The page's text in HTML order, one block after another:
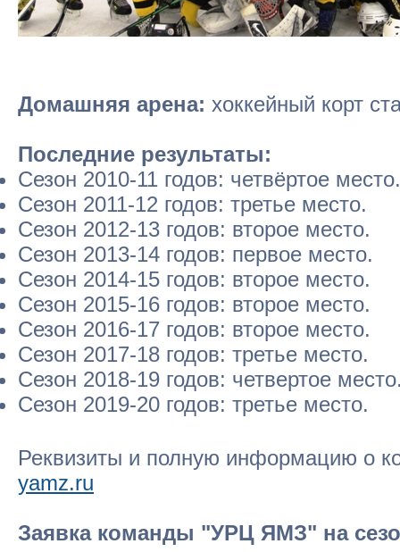
Домашняя арена: хоккейный корт
Последние результаты:
Сезон 2010-11 годов: четвёртое место.
Сезон 2011-12 годов: третье место.
Сезон 2012-13 годов: второе место.
Сезон 2013-14 годов: первое место.
Сезон 2014-15 годов: второе место.
Сезон 2015-16 годов: второе место.
Сезон 2016-17 годов: второе место.
Сезон 2017-18 годов: третье место.
Сезон 2018-19 годов: четвертое
Сезон 2019-20 годов: третье место.
Реквизиты и полную информацию о
yamz.ru
Заявка команды "УРЦ ЯМЗ" на